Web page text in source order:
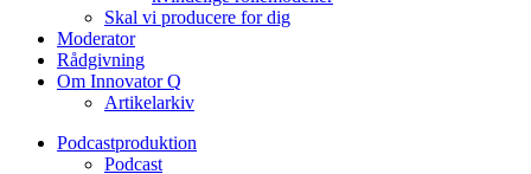
Skal vi producere for dig
Moderator
Rådgivning
Om Innovator Q
Artikelarkiv
Podcastproduktion
Podcast